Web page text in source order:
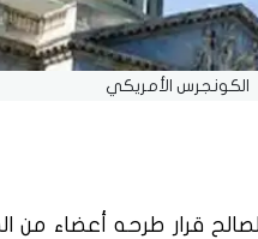
الكونجرس الأمريكي
قرار طرحه أعضاء